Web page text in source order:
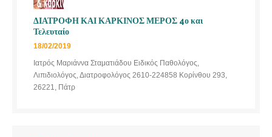
ΔΙΑΤΡΟΦΗ ΚΑΙ ΚΑΡΚΙΝΟΣ ΜΕΡΟΣ 4ο και
Τελευταίο
18/02/2019
Ιατρός Μαριάννα Σταματιάδου Ειδικός Παθολόγος,
Λιπιδιολόγος, Διατροφολόγος 2610-224858 Κορίνθου 293,
26221, Πάτρ